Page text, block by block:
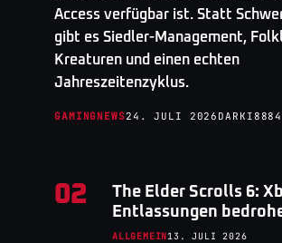
Access verfügbar ist. Statt
gibt es Siedler-Management,
Kreaturen und einen echten
Jahreszeitenzyklus.
GAMINGNEWS24. JULI 2026 DARKI8884
02
The Elder Scrolls 6:
Entlassungen
ALLGEMEIN13. JULI 2026